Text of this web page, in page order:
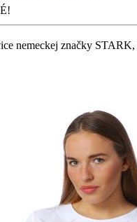
nemeckej značky STARK,